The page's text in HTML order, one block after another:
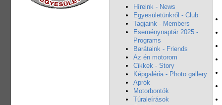
Híreink - News
Egyesületünkről - Club
Tagjaink - Members
Eseménynaptár 2025 -
Programs
Barátaink - Friends
Az én motorom
Cikkek - Story
Képgaléria - Photo gallery
Aprók
Motorbontók
Túraleírások